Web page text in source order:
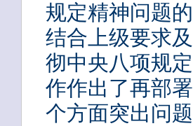
规定精神问题
结合上级要求
彻中央八项规
作作出了再部
个方面突出问